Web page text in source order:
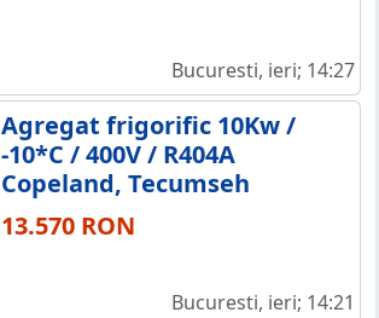
Bucuresti, ieri; 14:27
Agregat frigorific 10Kw /
-10*C / 400V / R404A
Copeland, Tecumseh
13.570 RON
Bucuresti, ieri; 14:21